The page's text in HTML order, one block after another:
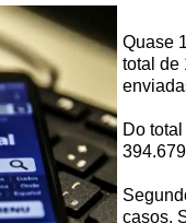
Quase
total de
Do
casos.